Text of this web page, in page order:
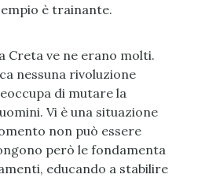
è trainante.
Creta ve ne erano molti.
nessuna rivoluzione
di mutare la
Vi è una situazione
non può essere
però le fondamenta
educando a stabilire